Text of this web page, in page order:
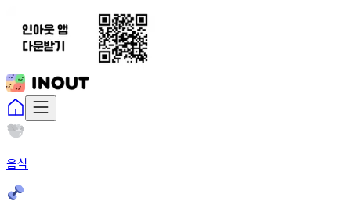
음식